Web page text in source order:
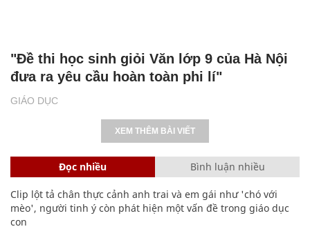
GIÁO DỤC
"Đề thi học sinh giỏi Văn lớp 9 của Hà Nội
đưa ra yêu cầu hoàn toàn phi lí"
XEM THÊM BÀI VIẾT
Đọc nhiều Bình luận nhiều
Clip lột tả chân thực cảnh anh trai và em gái như 'chó với
mèo', người tinh ý còn phát hiện một vấn đề trong giáo dục
con